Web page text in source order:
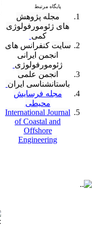
پایگاه مرتبط
مجله پژوهش
های ژئومورفولوژی
کمی
سایت کنفرانس های
انجمن ایرانی
ژئومورفولوژی
انجمن علمی
باستانشناسی ایران
مجله فرسایش
محیطی
International Journal
of Coastal and
Offshore
Engineering